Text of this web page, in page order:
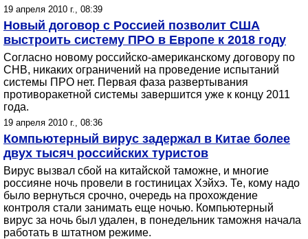
19 апреля 2010 г., 08:39
Новый договор с Россией позволит США
выстроить систему ПРО в Европе к 2018 году
Согласно новому российско-американскому договору по
СНВ, никаких ограничений на проведение испытаний
системы ПРО нет. Первая фаза развертывания
противоракетной системы завершится уже к концу 2011
года.
19 апреля 2010 г., 08:36
Компьютерный вирус задержал в Китае более
двух тысяч российских туристов
Вирус вызвал сбой на китайской таможне, и многие
россияне ночь провели в гостиницах Хэйхэ. Те, кому надо
было вернуться срочно, очередь на прохождение
контроля стали занимать еще ночью. Компьютерный
вирус за ночь был удален, в понедельник таможня начала
работать в штатном режиме.